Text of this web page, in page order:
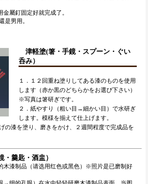
屬釘固定好就完成了。
是男用。
津軽塗(箸・手鏡・スプーン・ぐい
呑み）
１．１２回重ね塗りしてある漆のものを使用
します（赤か黒のどちらかをお選び下さい）
※写真は箸研ぎです。
２．紙やすり（粗い目→細かい目）で水研ぎ
します。模様を揃えて仕上げます。
の漆を塗り、磨きをかけ、２週間程度で完成品を
鏡・羹匙・酒盅）
木漆制品（请选用红色或黑色）※照片是已磨制好